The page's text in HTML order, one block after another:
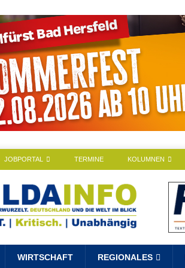
JOBPORTAL TERMINE KOLUMNEN
WIRTSCHAFT REGIONALES